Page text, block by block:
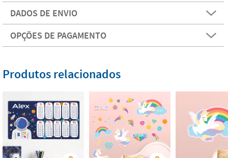
DADOS DE ENVIO
OPÇÕES DE PAGAMENTO
Produtos relacionados